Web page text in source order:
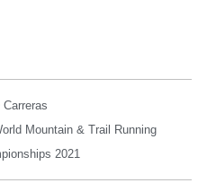
Carreras
Mountain & Trail Running
2021